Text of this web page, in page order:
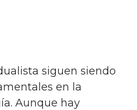
en la
Aunque hay